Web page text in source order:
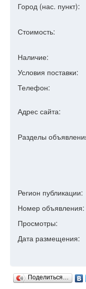
Город (нас. пункт):
Стоимость:
Наличие:
Условия поставки:
Телефон:
Адрес сайта:
Разделы
Регион публикации:
Номер объявления:
Просмотры:
Дата размещения:
Поделиться…